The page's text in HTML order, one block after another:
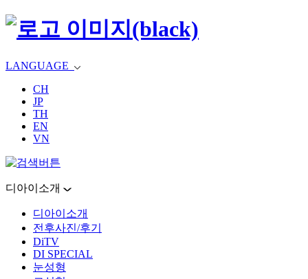
LANGUAGE
CH
JP
TH
EN
VN
디아이소개
디아이소개
전후사진/후기
DiTV
DI SPECIAL
눈성형